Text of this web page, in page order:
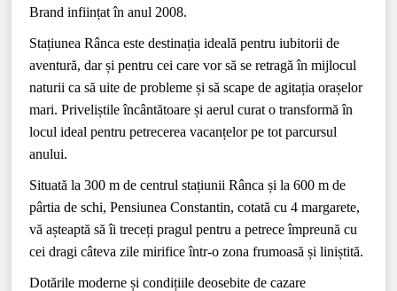
Brand inființat în anul 2008.
Stațiunea Rânca este destinația ideală pentru iubitorii de
aventură, dar și pentru cei care vor să se retragă în mijlocul
naturii ca să uite de probleme și să scape de agitația orașelor
mari. Priveliștile încântătoare și aerul curat o transformă în
locul ideal pentru petrecerea vacanțelor pe tot parcursul
anului.
Situată la 300 m de centrul stațiunii Rânca și la 600 m de
pârtia de schi, Pensiunea Constantin, cotată cu 4 margarete,
vă așteaptă să îi treceți pragul pentru a petrece împreună cu
cei dragi câteva zile mirifice într-o zona frumoasă și liniștită.
Dotările moderne și condițiile deosebite de cazare